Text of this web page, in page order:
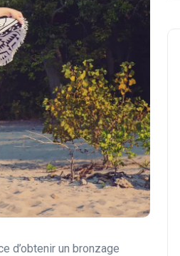
d’obtenir un bronzage